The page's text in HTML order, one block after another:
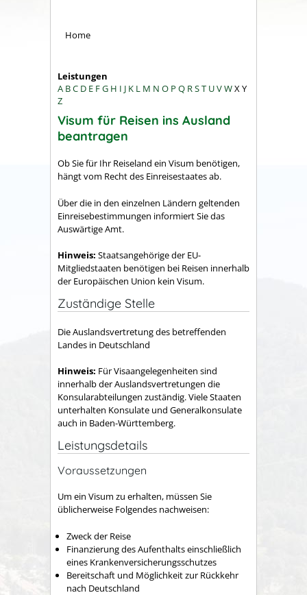
Home
Leistungen
A BC D E FG H I J K L M N O P Q RST UVWXY
Z
Visum für Reisen ins Ausland
beantragen
Ob Sie für Ihr Reiseland ein Visum benötigen,
hängt vom Recht des Einreisestaates ab.
Über die in den einzelnen Ländern geltenden
Einreisebestimmungen informiert Sie das
Auswärtige Amt.
Hinweis: Staatsangehörige der EU-
Mitgliedstaaten benötigen bei Reisen innerhalb
der Europäischen Union kein Visum.
Zuständige Stelle
Die Auslandsvertretung des betreffenden
Landes in Deutschland
Hinweis: Für Visaangelegenheiten sind
innerhalb der Auslandsvertretungen die
Konsularabteilungen zuständig. Viele Staaten
unterhalten Konsulate und Generalkonsulate
auch in Baden-Württemberg.
Leistungsdetails
Voraussetzungen
Um ein Visum zu erhalten, müssen Sie
üblicherweise Folgendes nachweisen:
Zweck der Reise
Finanzierung des Aufenthalts einschließlich
eines Krankenversicherungsschutzes
Bereitschaft und Möglichkeit zur Rückkehr
nach Deutschland